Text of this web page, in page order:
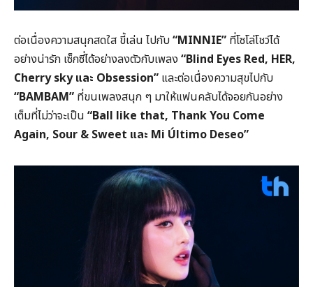
ต่อเนื่องความสนุกสดใส ขี้เล่น ไปกับ“MINNIE” ที่โซโล่โชว์ได้
อย่างน่ารัก เซ็กซี่ได้อย่างลงตัวกับเพลง “Blind Eyes Red, HER,
Cherry sky และ Obsession” และต่อเนื่องความสุขไปกับ
“BAMBAM” ที่ขนเพลงสนุก ๆ มาให้แฟนคลับได้จอยกันอย่าง
เต็มที่ไม่ว่าจะเป็น “Ball like that, Thank You Come
Again, Sour & Sweet และ Mi Último Deseo”